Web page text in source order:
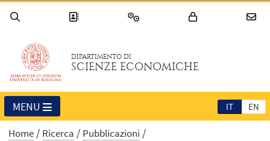
DIPARTIMENTO DI
SCIENZE ECONOMICHE
IT EN
MENU
Home Ricerca Pubblicazioni